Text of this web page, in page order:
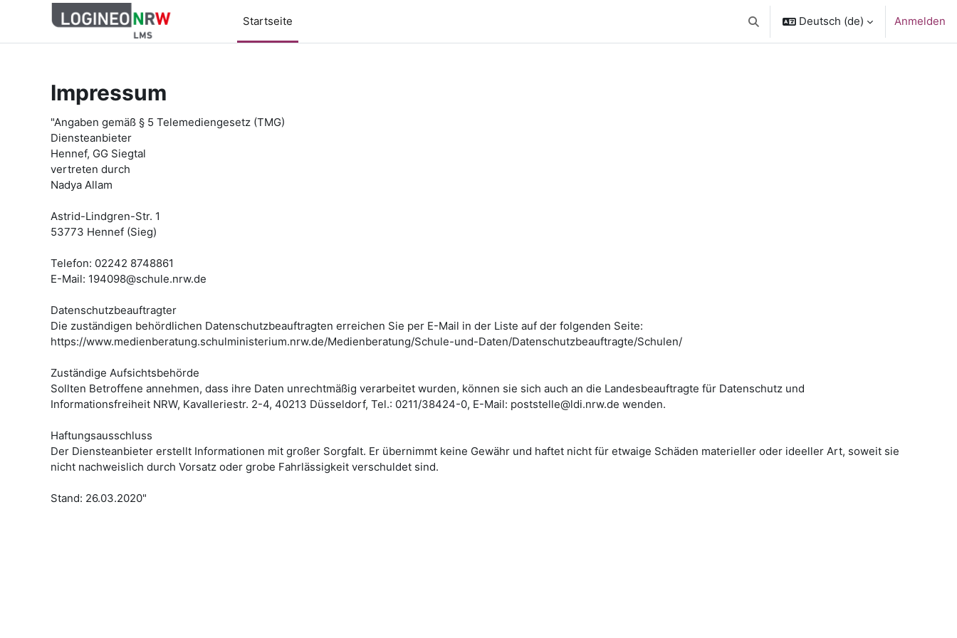
Zum Hauptinhalt
Startseite
Sucheingabe umschalten
Deutsch ‎(de)‎ Anmelden
Impressum
"Angaben gemäß § 5 Telemediengesetz (TMG)
Diensteanbieter
Hennef, GG Siegtal
vertreten durch
Nadya Allam
Astrid-Lindgren-Str. 1
53773 Hennef (Sieg)
Telefon: 02242 8748861
E-Mail: 194098@schule.nrw.de
Datenschutzbeauftragter
Die zuständigen behördlichen Datenschutzbeauftragten erreichen Sie per E-Mail in der Liste auf der folgenden Seite:
https://www.medienberatung.schulministerium.nrw.de/Medienberatung/Schule-und-Daten/Datenschutzbeauftragte/Schulen/
Zuständige Aufsichtsbehörde
Sollten Betroffene annehmen, dass ihre Daten unrechtmäßig verarbeitet wurden, können sie sich auch an die Landesbeauftragte für Datenschutz und
Informationsfreiheit NRW, Kavalleriestr. 2-4, 40213 Düsseldorf, Tel.: 0211/38424-0, E-Mail: poststelle@ldi.nrw.de wenden.
Haftungsausschluss
Der Diensteanbieter erstellt Informationen mit großer Sorgfalt. Er übernimmt keine Gewähr und haftet nicht für etwaige Schäden materieller oder ideeller Art, soweit sie
nicht nachweislich durch Vorsatz oder grobe Fahrlässigkeit verschuldet sind.
Stand: 26.03.2020"